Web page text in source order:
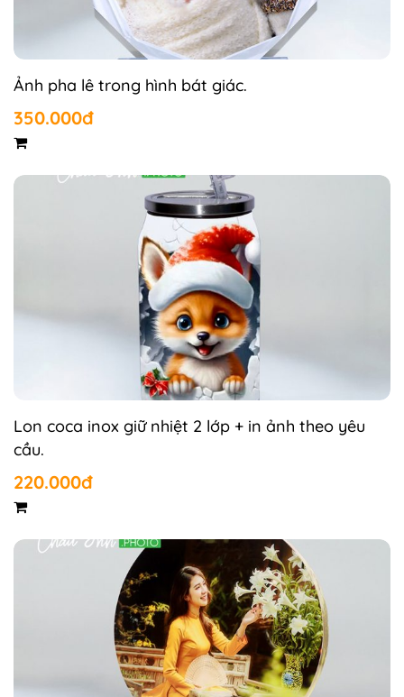
Ảnh pha lê trong hình bát giác.
350.000đ
Lon coca inox giữ nhiệt 2 lớp + in ảnh theo yêu
cầu.
220.000đ